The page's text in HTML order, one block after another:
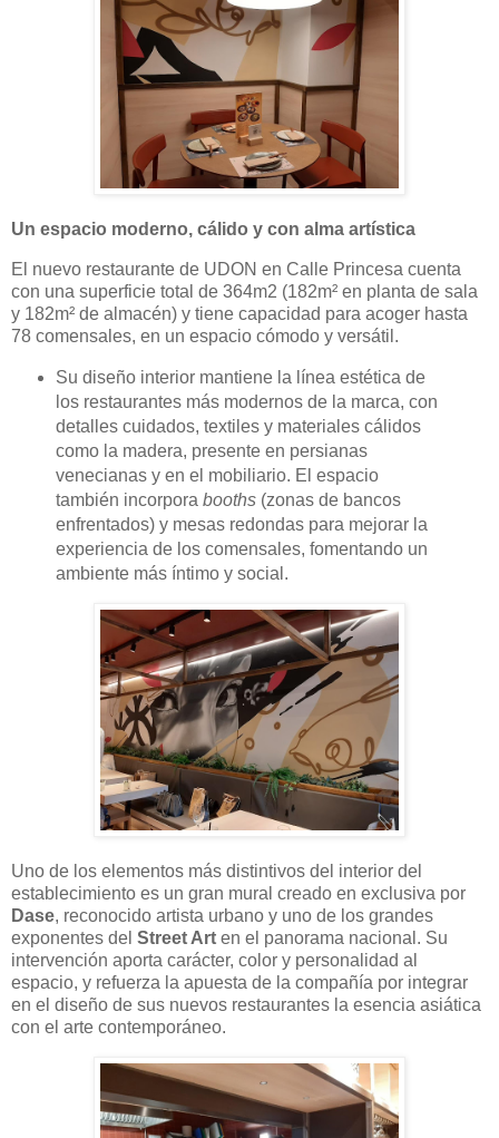
Un espacio moderno, cálido y con alma artística
El nuevo restaurante de UDON en Calle Princesa cuenta
con una superficie total de 364m2 (182m² en planta de sala
y 182m² de almacén) y tiene capacidad para acoger hasta
78 comensales, en un espacio cómodo y versátil.
Su diseño interior mantiene la línea estética de
los restaurantes más modernos de la marca, con
detalles cuidados, textiles y materiales cálidos
como la madera, presente en persianas
venecianas y en el mobiliario. El espacio
también incorpora booths(zonas de bancos
enfrentados) y mesas redondas para mejorar la
experiencia de los comensales, fomentando un
ambiente más íntimo y social.
Uno de los elementos más distintivos del interior del
establecimiento es un gran mural creado en exclusiva por
Dase, reconocido artista urbano y uno de los grandes
exponentes del Street Art en el panorama nacional. Su
intervención aporta carácter, color y personalidad al
espacio, y refuerza la apuesta de la compañía por integrar
en el diseño de sus nuevos restaurantes la esencia asiática
con el arte contemporáneo.